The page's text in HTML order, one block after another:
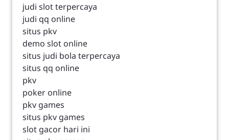
judi slot terpercaya
judi qq online
situs pkv
demo slot online
situs judi bola terpercaya
situs qq online
pkv
poker online
pkv games
situs pkv games
slot gacor hari ini